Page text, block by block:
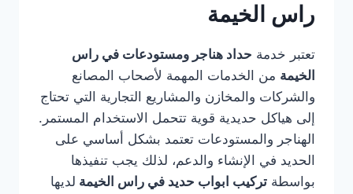
راس الخيمة
تعتبر خدمة حداد هناجر ومستودعات في راس
الخيمة من الخدمات المهمة لأصحاب المصانع
والشركات والمخازن والمشاريع التجارية التي تحتاج
إلى هياكل حديدية قوية تتحمل الاستخدام المستمر.
الهناجر والمستودعات تعتمد بشكل أساسي على
الحديد في الإنشاء والدعم، لذلك يجب تنفيذها
بواسطة تركيب ابواب حديد في راس الخيمة لديها